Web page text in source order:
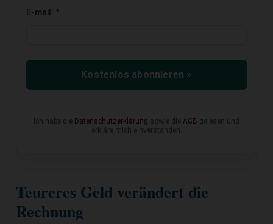
E-mail: *
Kostenlos abonnieren »
Ich habe die Datenschutzerklärung sowie die AGB gelesen und
erkläre mich einverstanden.
Teureres Geld verändert die
Rechnung